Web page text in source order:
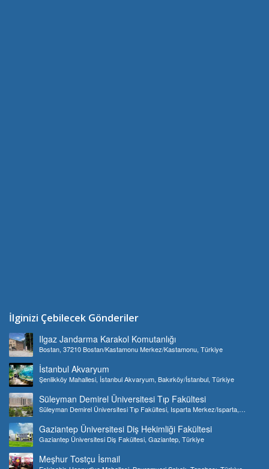
İlginizi Çebilecek Gönderiler
Ilgaz Jandarma Karakol Komutanlığı
Bostan, 37210 Bostan/Kastamonu Merkez/Kastamonu, Türkiye
İstanbul Akvaryum
Şenlikköy Mahallesi, İstanbul Akvaryum, Bakırköy/İstanbul, Türkiye
Süleyman Demirel Üniversitesi Tıp Fakültesi
Süleyman Demirel Üniversitesi Tıp Fakültesi, Isparta Merkez/Isparta,
Gaziantep Üniversitesi Diş Hekimliği Fakültesi
Gaziantep Üniversitesi Diş Fakültesi, Gaziantep, Türkiye
Meşhur Tostçu İsmail